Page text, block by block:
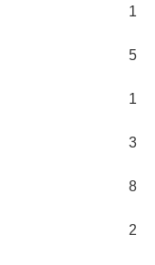
1
5
1
3
8
2